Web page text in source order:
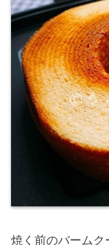
焼く前のバームク